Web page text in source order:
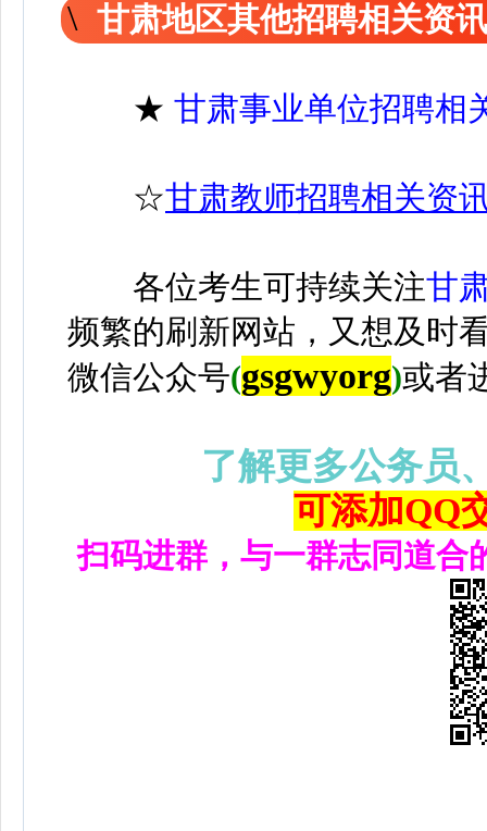
甘肃地区其他招聘相关资
★ 甘肃事业单位招聘相
☆甘肃教师招聘相关资
各位考生可持续关注甘
频繁的刷新网站，又想及时
微信公众号(gsgwyorg)或者
了解更多公务员
可添加QQ
扫码进群，与一群志同道合